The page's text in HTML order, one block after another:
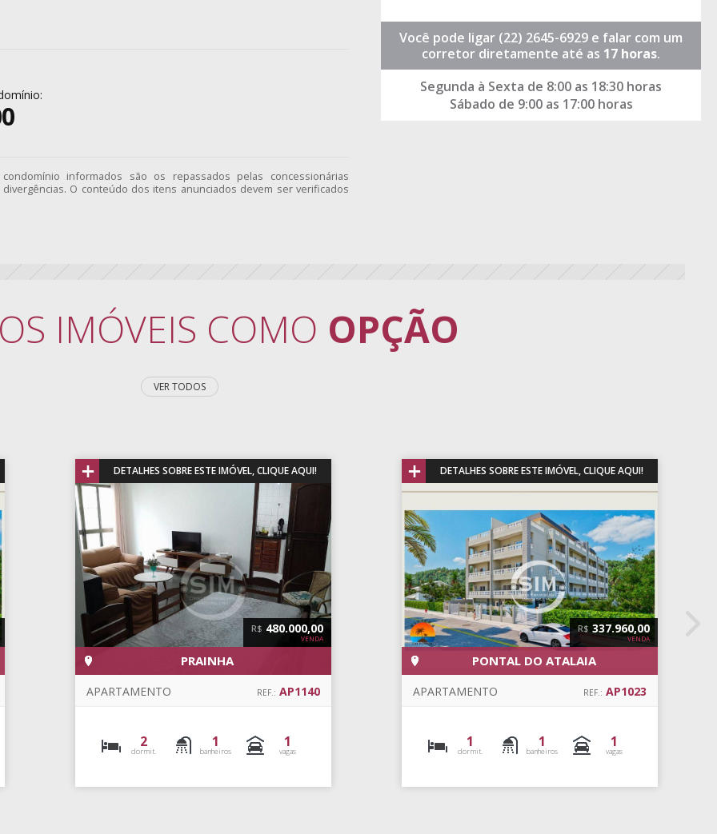
informados são os repassados pelas concessionárias
O conteúdo dos itens anunciados devem ser verificados
Você pode ligar (22) 2645-6929 e falar com um
corretor diretamente até as 17 horas.
Segunda à Sexta de 8:00 as 18:30 horas
Sábado de 9:00 as 17:00 horas
IMÓVEIS COMO OPÇÃO
VER TODOS
+ DETALHES SOBRE ESTE IMÓVEL, CLIQUE AQUI!
R$ 480.000,00
VENDA
PRAINHA
REF.: AP1140
APARTAMENTO
2
dormit.
1
banheiros
1
vagas
+ DETALHES SOBRE ESTE IMÓVEL, CLIQUE AQUI!
R$ 337.960,00
VENDA
PONTAL DO ATALAIA
REF.: AP1023
APARTAMENTO
1
dormit.
1
banheiros
1
vagas